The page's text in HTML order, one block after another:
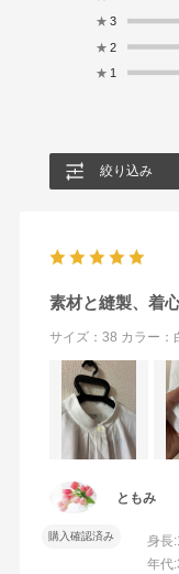
★ 3
★ 2
★ 1
絞り込み
素材と縫製、着
サイズ：38 カラー：
ともみ
購入確認済み 身長:
年代: